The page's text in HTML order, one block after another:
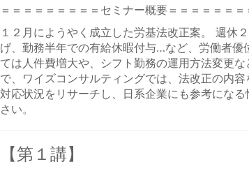
＝＝＝＝＝＝＝＝＝セミナー概要＝＝＝＝＝＝＝
１２月にようやく成立した労基法改正案。 週休
げ、勤務半年での有給休暇付与…など、労働者優
ては人件費増大や、シフト勤務の運用方法変更
で、ワイズコンサルティングでは、法改正の内
対応状況をリサーチし、日系企業にも参考にな
さい。
【第１講】